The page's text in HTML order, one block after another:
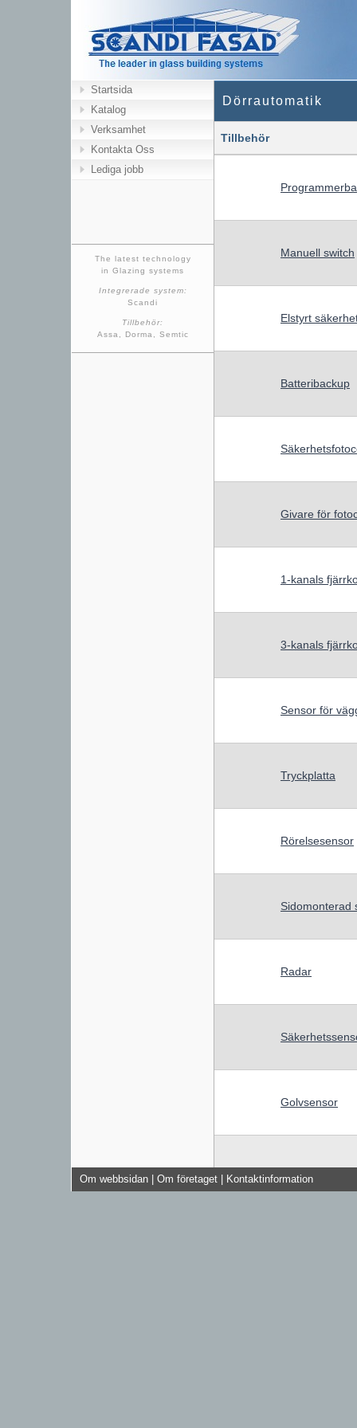
Startsida
Katalog
Verksamhet
Kontakta Oss
Lediga jobb
The latest technology
in Glazing systems
Integrerade system:
Scandi
Tillbehör:
Assa, Dorma, Semtic
Dörrautomatik
Tillbehör
Manuell switch
Elstyrt
Batteribackup
Givare för
1-kanals
3-kanals
Sensor för
Tryckplatta
Rörelsesensor
Sidomonterad
Radar
Golvsensor
Om webbsidan Om företaget Kontaktinformation